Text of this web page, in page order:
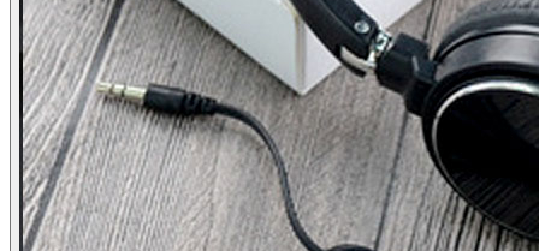
Tai Nghe Chụp Tai F10 Plus
Nghe Nhạc Cực Hay Âm Bass
Mạnh Mẽ
Mã SP: 23744892402
-30%65.000đ